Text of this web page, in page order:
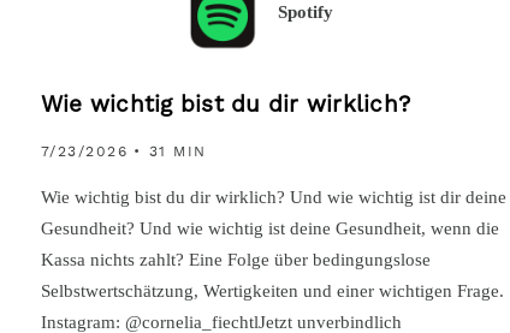
Spotify
Wie wichtig bist du dir wirklich?
7/23/2026 • 31 MIN
Wie wichtig bist du dir wirklich? Und wie wichtig ist dir deine
Gesundheit? Und wie wichtig ist deine Gesundheit, wenn die
Kassa nichts zahlt? Eine Folge über bedingungslose
Selbstwertschätzung, Wertigkeiten und einer wichtigen Frage.
Instagram: @cornelia_fiechtlJetzt unverbindlich